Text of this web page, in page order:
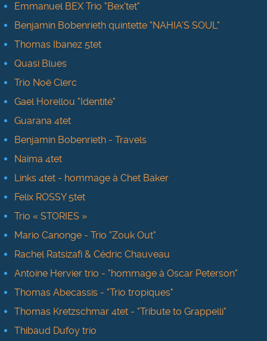
Emmanuel BEX Trio "Bex'tet"
Benjamin Bobenrieth quintette "NAHIA'S SOUL"
Thomas Ibanez 5tet
Quasi Blues
Trio Noë Clerc
Gael Horellou "Identité"
Guarana 4tet
Benjamin Bobenrieth - Travels
Naïma 4tet
Links 4tet - hommage à Chet Baker
Felix ROSSY 5tet
Trio « STORIES »
Mario Canonge - Trio "Zouk Out"
Rachel Ratsizafi & Cédric Chauveau
Antoine Hervier trio - "hommage à Oscar Peterson"
Thomas Abecassis - "Trio tropiques"
Thomas Kretzschmar 4tet - "Tribute to Grappelli"
Thibaud Dufoy trio